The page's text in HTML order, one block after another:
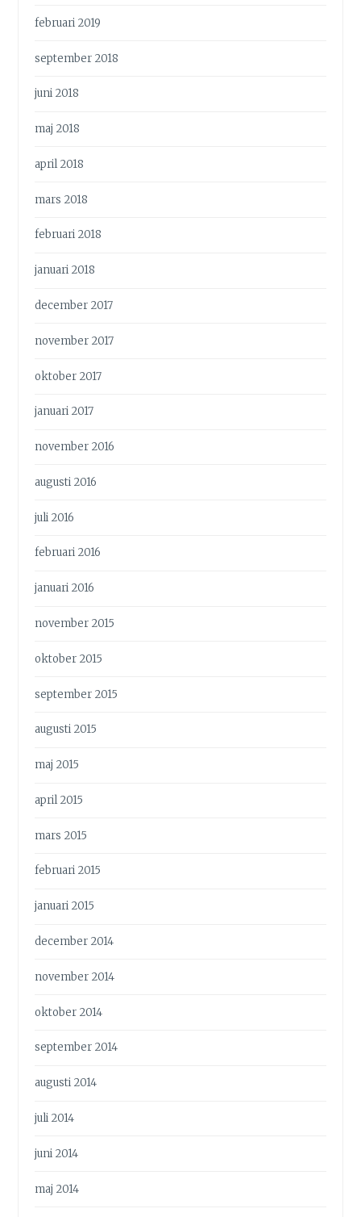
februari 2019
september 2018
juni 2018
maj 2018
april 2018
mars 2018
februari 2018
januari 2018
december 2017
november 2017
oktober 2017
januari 2017
november 2016
augusti 2016
juli 2016
februari 2016
januari 2016
november 2015
oktober 2015
september 2015
augusti 2015
maj 2015
april 2015
mars 2015
februari 2015
januari 2015
december 2014
november 2014
oktober 2014
september 2014
augusti 2014
juli 2014
juni 2014
maj 2014